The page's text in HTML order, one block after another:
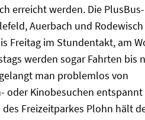
erreicht werden. Die
Auerbach und
Freitag im Stundentakt, am
werden sogar Fahrten bis
man problemlos von
oder Kinobesuchen
Freizeitparkes Plohn hält